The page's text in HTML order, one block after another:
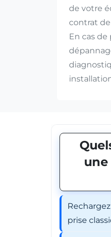
de votre
contrat
En cas
prise